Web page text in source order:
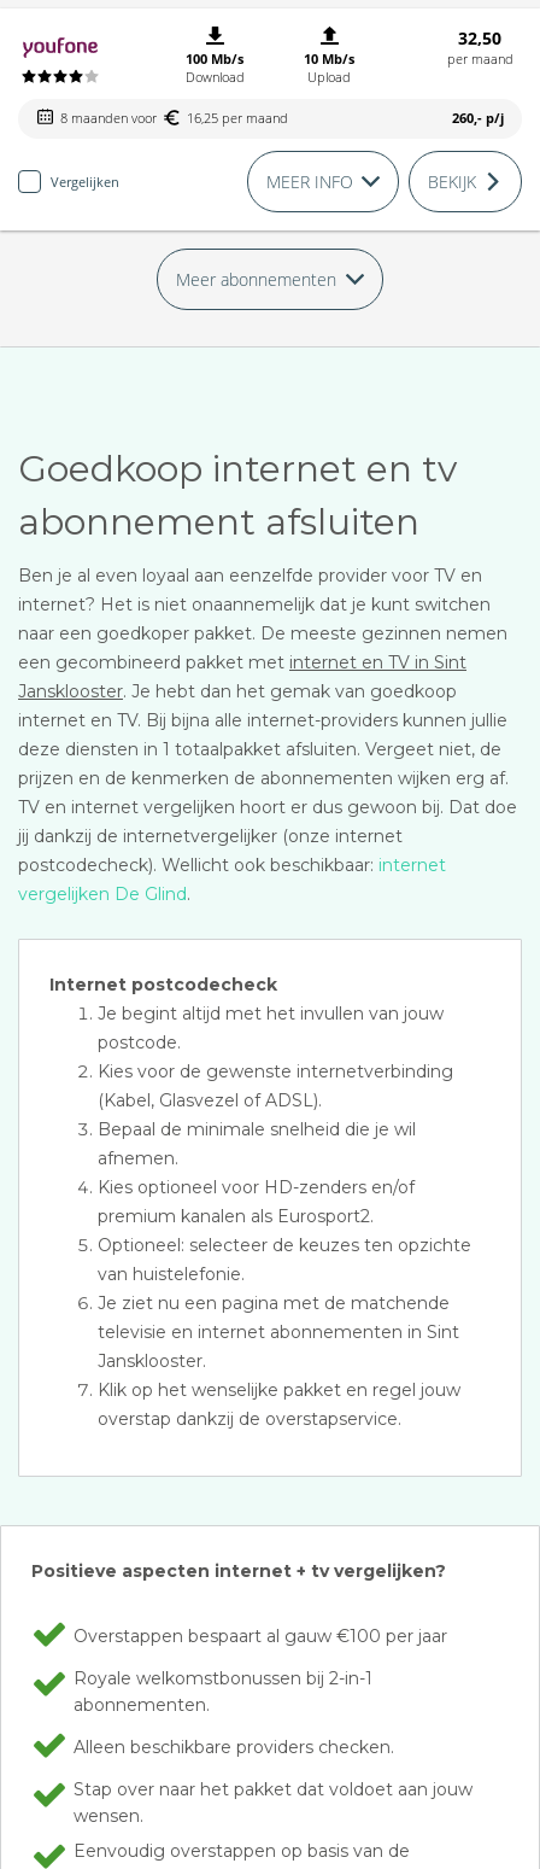
100 Mb/s
Download
10 Mb/s
Upload
32,50
per maand
8 maanden voor 16,25 per maand 260,- p/j
Vergelijken MEER INFO BEKIJK
Meer abonnementen
Goedkoop internet en tv
abonnement afsluiten
Ben je al even loyaal aan eenzelfde provider voor TV en
internet? Het is niet onaannemelijk dat je kunt switchen
naar een goedkoper pakket. De meeste gezinnen nemen
een gecombineerd pakket met internet en TV in Sint
Jansklooster. Je hebt dan het gemak van goedkoop
internet en TV. Bij bijna alle internet-providers kunnen jullie
deze diensten in 1 totaalpakket afsluiten. Vergeet niet, de
prijzen en de kenmerken de abonnementen wijken erg af.
TV en internet vergelijken hoort er dus gewoon bij. Dat doe
jij dankzij de internetvergelijker (onze internet
postcodecheck). Wellicht ook beschikbaar: internet
vergelijken De Glind.
Internet postcodecheck
Je begint altijd met het invullen van jouw
postcode.
Kies voor de gewenste internetverbinding
(Kabel, Glasvezel of ADSL).
Bepaal de minimale snelheid die je wil
afnemen.
Kies optioneel voor HD-zenders en/of
premium kanalen als Eurosport2.
Optioneel: selecteer de keuzes ten opzichte
van huistelefonie.
Je ziet nu een pagina met de matchende
televisie en internet abonnementen in Sint
Jansklooster.
Klik op het wenselijke pakket en regel jouw
overstap dankzij de overstapservice.
Positieve aspecten internet + tv vergelijken?
Overstappen bespaart al gauw €100 per jaar
Royale welkomstbonussen bij 2-in-1
abonnementen.
Alleen beschikbare providers checken.
Stap over naar het pakket dat voldoet aan jouw
wensen.
Eenvoudig overstappen op basis van de